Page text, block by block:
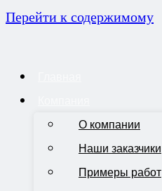
Перейти к содержимому
О компании
Наши заказчики
Примеры работ